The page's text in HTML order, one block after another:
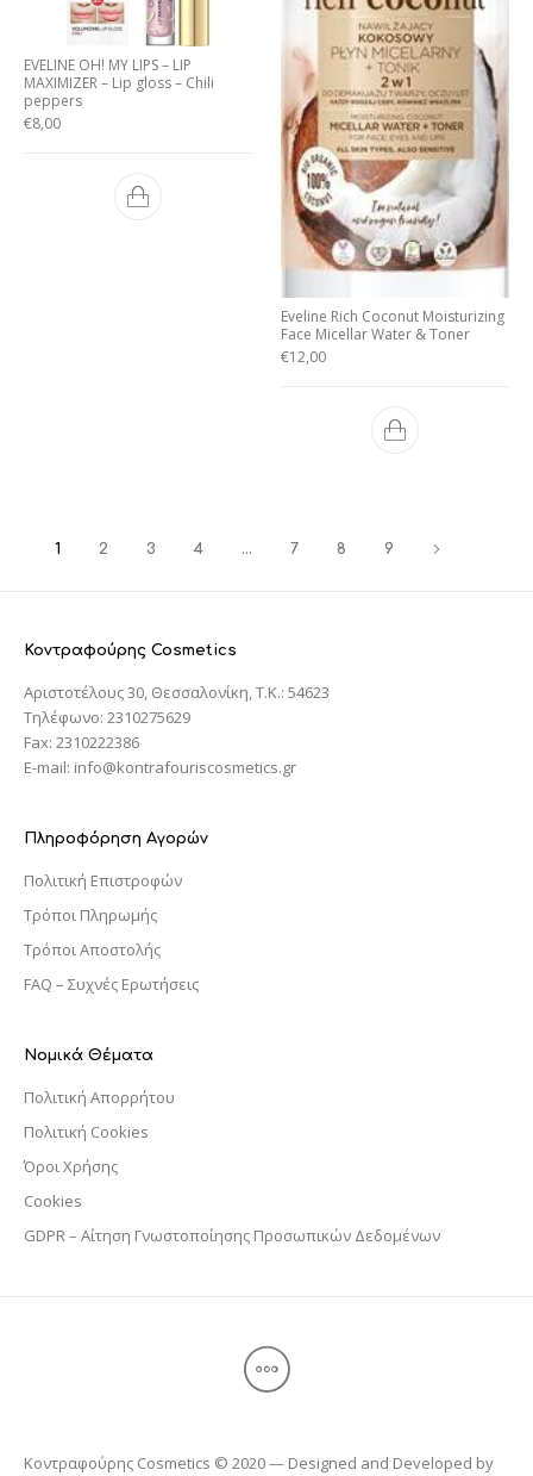
EVELINE OH! MY LIPS – LIP
MAXIMIZER – Lip gloss – Chili
peppers
€8,00
Eveline Rich Coconut Moisturizing
Face Micellar Water & Toner
€12,00
1 2 3 4 … 7 8 9
Κοντραφούρης Cosmetics
Αριστοτέλους 30, Θεσσαλονίκη, T.K.: 54623
Τηλέφωνο: 2310275629
Fax: 2310222386
E-mail: info@kontrafouriscosmetics.gr
Πληροφόρηση Αγορών
Πολιτική Επιστροφών
Τρόποι Πληρωμής
Τρόποι Αποστολής
FAQ – Συχνές Ερωτήσεις
Νομικά Θέματα
Πολιτική Απορρήτου
Πολιτική Cookies
Όροι Χρήσης
Cookies
GDPR – Αίτηση Γνωστοποίησης Προσωπικών Δεδομένων
Κοντραφούρης Cosmetics © 2020 — Designed and Developed by